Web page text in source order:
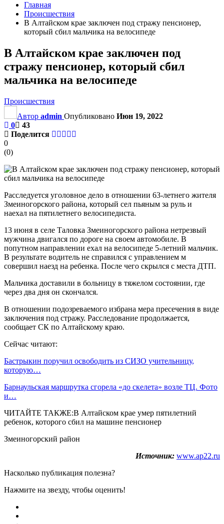
Главная
Происшествия
В Алтайском крае заключен под стражу пенсионер,
который сбил мальчика на велосипеде
В Алтайском крае заключен под
стражу пенсионер, который сбил
мальчика на велосипеде
Происшествия
Автор admin Опубликовано Июн 19, 2022
0
43
Поделится
0
(0)
Расследуется уголовное дело в отношении 63-летнего жителя
Змеиногорского района, который сел пьяным за руль и
наехал на пятилетнего велосипедиста.
13 июня в селе Таловка Змеиногорского района нетрезвый
мужчина двигался по дороге на своем автомобиле. В
попутном направлении ехал на велосипеде 5-летний мальчик.
В результате водитель не справился с управлением м
совершил наезд на ребенка. После чего скрылся с места ДТП.
Мальчика доставили в больницу в тяжелом состоянии, где
через два дня он скончался.
В отношении подозреваемого избрана мера пресечения в виде
заключения под стражу. Расследование продолжается,
сообщает СК по Алтайскому краю.
Сейчас читают:
Бастрыкин поручил освободить из СИЗО учительницу,
которую…
Барнаульская маршрутка сгорела «до скелета» возле ТЦ. Фото
и…
ЧИТАЙТЕ ТАКЖЕ:В Алтайском крае умер пятилетний
ребенок, которого сбил на машине пенсионер
Змеиногорский район
Источник: www.ap22.ru
Насколько публикация полезна?
Нажмите на звезду, чтобы оценить!